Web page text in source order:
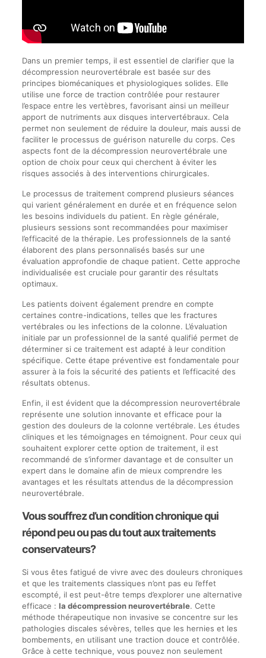
Dans un premier temps, il est essentiel de clarifier que la
décompression neurovertébrale est basée sur des
principes biomécaniques et physiologiques solides. Elle
utilise une force de traction contrôlée pour restaurer
l’espace entre les vertèbres, favorisant ainsi un meilleur
apport de nutriments aux disques intervertébraux. Cela
permet non seulement de réduire la douleur, mais aussi de
faciliter le processus de guérison naturelle du corps. Ces
aspects font de la décompression neurovertébrale une
option de choix pour ceux qui cherchent à éviter les
risques associés à des interventions chirurgicales.
Le processus de traitement comprend plusieurs séances
qui varient généralement en durée et en fréquence selon
les besoins individuels du patient. En règle générale,
plusieurs sessions sont recommandées pour maximiser
l’efficacité de la thérapie. Les professionnels de la santé
élaborent des plans personnalisés basés sur une
évaluation approfondie de chaque patient. Cette approche
individualisée est cruciale pour garantir des résultats
optimaux.
Les patients doivent également prendre en compte
certaines contre-indications, telles que les fractures
vertébrales ou les infections de la colonne. L’évaluation
initiale par un professionnel de la santé qualifié permet de
déterminer si ce traitement est adapté à leur condition
spécifique. Cette étape préventive est fondamentale pour
assurer à la fois la sécurité des patients et l’efficacité des
résultats obtenus.
Enfin, il est évident que la décompression neurovertébrale
représente une solution innovante et efficace pour la
gestion des douleurs de la colonne vertébrale. Les études
cliniques et les témoignages en témoignent. Pour ceux qui
souhaitent explorer cette option de traitement, il est
recommandé de s’informer davantage et de consulter un
expert dans le domaine afin de mieux comprendre les
avantages et les résultats attendus de la décompression
neurovertébrale.
Vous souffrez d’un condition chronique qui
répond peu ou pas du tout aux traitements
conservateurs?
Si vous êtes fatigué de vivre avec des douleurs chroniques
et que les traitements classiques n’ont pas eu l’effet
escompté, il est peut-être temps d’explorer une alternative
efficace : la décompression neurovertébrale. Cette
méthode thérapeutique non invasive se concentre sur les
pathologies discales sévères, telles que les hernies et les
bombements, en utilisant une traction douce et contrôlée.
Grâce à cette technique, vous pouvez non seulement